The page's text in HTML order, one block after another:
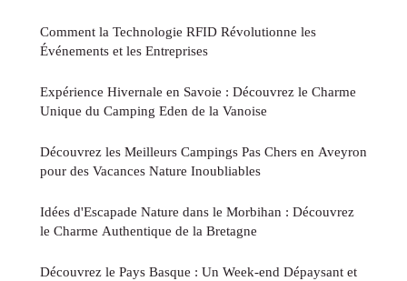
Comment la Technologie RFID Révolutionne les
Événements et les Entreprises
Expérience Hivernale en Savoie : Découvrez le Charme
Unique du Camping Eden de la Vanoise
Découvrez les Meilleurs Campings Pas Chers en Aveyron
pour des Vacances Nature Inoubliables
Idées d'Escapade Nature dans le Morbihan : Découvrez
le Charme Authentique de la Bretagne
Découvrez le Pays Basque : Un Week-end Dépaysant et